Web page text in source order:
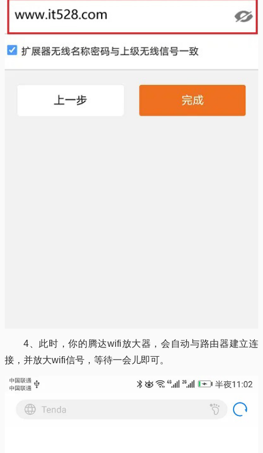
4、此时，你的腾达wifi放大器，会自动与路由器建立连
接，并放大wifi信号，等待一会儿即可。